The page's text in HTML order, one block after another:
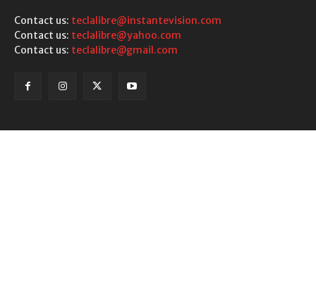
Contact us: teclalibre@instantevision.com
Contact us: teclalibre@yahoo.com
Contact us: teclalibre@gmail.com